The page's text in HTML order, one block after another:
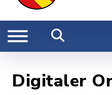
Digitaler